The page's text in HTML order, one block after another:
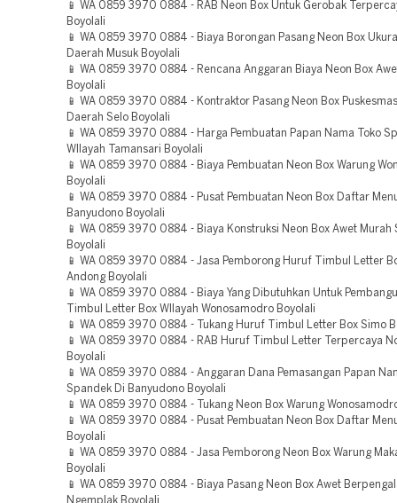
📱 WA 0859 3970 0884 - RAB Neon Box Untuk Gerobak
Boyolali
📱 WA 0859 3970 0884 - Biaya Borongan Pasang Neon Box
Daerah Musuk Boyolali
📱 WA 0859 3970 0884 - Rencana Anggaran Biaya Neon Box
Boyolali
📱 WA 0859 3970 0884 - Kontraktor Pasang Neon Box
Daerah Selo Boyolali
📱 WA 0859 3970 0884 - Harga Pembuatan Papan Nama Toko
WIlayah Tamansari Boyolali
📱 WA 0859 3970 0884 - Biaya Pembuatan Neon Box Warung
Boyolali
📱 WA 0859 3970 0884 - Pusat Pembuatan Neon Box Daftar
Banyudono Boyolali
📱 WA 0859 3970 0884 - Biaya Konstruksi Neon Box Awet Murah
Boyolali
📱 WA 0859 3970 0884 - Jasa Pemborong Huruf Timbul Letter
Andong Boyolali
📱 WA 0859 3970 0884 - Biaya Yang Dibutuhkan Untuk
Timbul Letter Box WIlayah Wonosamodro Boyolali
📱 WA 0859 3970 0884 - Tukang Huruf Timbul Letter Box Simo
📱 WA 0859 3970 0884 - RAB Huruf Timbul Letter Terpercaya
Boyolali
📱 WA 0859 3970 0884 - Anggaran Dana Pemasangan Papan
Spandek Di Banyudono Boyolali
📱 WA 0859 3970 0884 - Tukang Neon Box Warung
📱 WA 0859 3970 0884 - Pusat Pembuatan Neon Box Daftar
Boyolali
📱 WA 0859 3970 0884 - Jasa Pemborong Neon Box Warung
Boyolali
📱 WA 0859 3970 0884 - Biaya Pasang Neon Box Awet
Ngemplak Boyolali